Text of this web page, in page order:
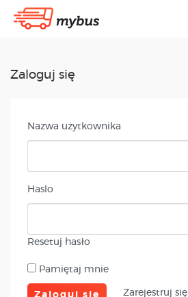
Zaloguj się
Nazwa użytkownika
Haslo
Resetuj hasło
Pamiętaj mnie
Zarejestruj się